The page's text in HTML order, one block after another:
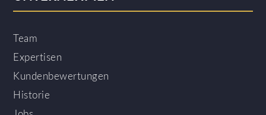
Team
Expertisen
Kundenbewertungen
Historie